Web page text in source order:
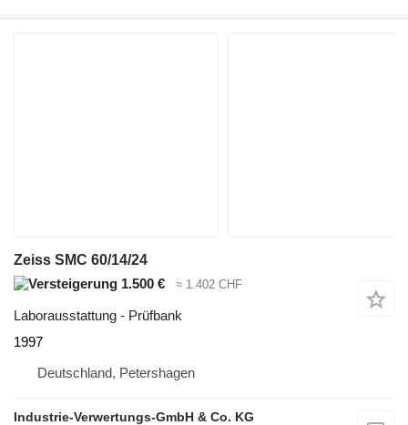
Zeiss SMC 60/14/24
1.500 €
≈ 1.402 CHF
Laborausstattung - Prüfbank
1997
Deutschland, Petershagen
Industrie-Verwertungs-GmbH & Co. KG